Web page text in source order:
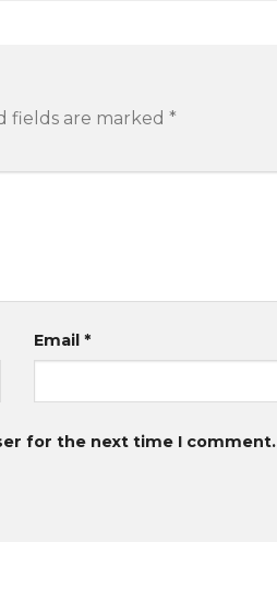
fields are marked *
Email*
for the next time I comment.